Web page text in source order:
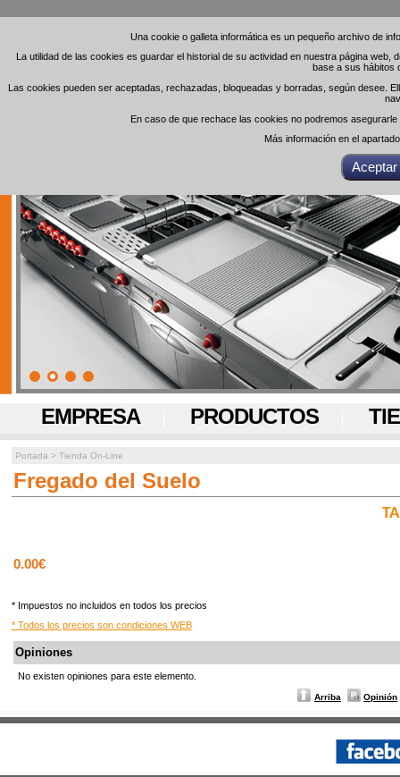
Una cookie o galleta informática es un pequeño archivo de
La utilidad de las cookies es guardar el historial de su actividad en nuestra página
base a sus hábitos
Las cookies pueden ser aceptadas, rechazadas, bloqueadas y borradas, según desee.
En caso de que rechace las cookies no podremos
Más información en el
Una cookie o galleta informática es un pequeño archivo de
La utilidad de las cookies es guardar el historial de su actividad en nuestra página
base a sus hábitos
Las cookies pueden ser aceptadas, rechazadas, bloqueadas y borradas, según desee.
En caso de que rechace las cookies no podremos
Más información en el
EMPRESA PRODUCTOS
Portada > Tienda On-Line
Fregado del Suelo
0.00€
* Impuestos no incluidos en todos los precios
* Todos los precios son condiciones WEB
Opiniones
No existen opiniones para este elemento.
Arriba Opinión